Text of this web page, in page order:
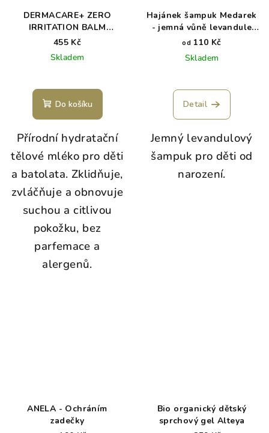
DERMACARE+ ZERO
IRRITATION BALM
intenzivně zklidňující
citlivou pokožku
455 Kč
Skladem
Do košíku
Přírodní hydratační
tělové mléko pro děti
a batolata. Zklidňuje,
zvláčňuje a obnovuje
suchou a citlivou
pokožku, bez
parfemace a
alergenů.
Hajánek šampuk Medarek
- jemná vůně levandule
pro nejmenší děti
od 110 Kč
Skladem
Detail
Jemný levandulový
šampuk pro děti od
narození.
ANELA - Ochráním
zadečky
Bio organický dětský
sprchový gel Alteya